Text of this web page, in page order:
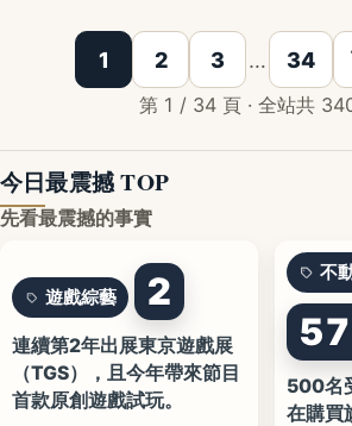
1 2 3 … 34
第 1 / 34 頁 · 全站共
今日最震撼 TOP
先看最震撼的事實
遊戲綜藝 2
連續第2年出展東京遊戲展
（TGS），且今年帶來節目
首款原創遊戲試玩。
不
500名
在購買